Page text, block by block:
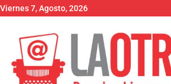
Viernes 7, Agosto, 2026